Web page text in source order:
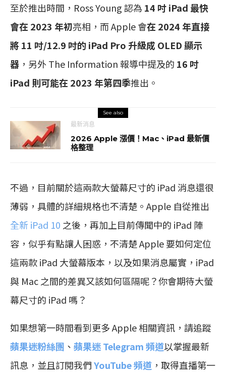
至於推出時間，Ross Young 認為 14 吋 iPad 最快
會在 2023 年初亮相，而 Apple 會在 2024 年直接
將 11 吋/12.9 吋的 iPad Pro 升級成 OLED 顯示
器 ，另外 The Information 報導中提及的 16 吋
iPad 則可能在 2023 年第四季推出。
See also
最新消息
2026 Apple 漲價！Mac、iPad 最新價
格整理
不過，目前關於這兩款大螢幕尺寸的 iPad 消息還很
薄弱，具體的詳細規格也不清楚。Apple 自從推出
全新 iPad 10 之後，再加上目前傳聞中的 iPad 陣
容，似乎有點讓人困惑，不清楚 Apple 要如何定位
這兩款 iPad 大螢幕版本，以及如果消息屬實，iPad
與 Mac 之間的差異又該如何區隔呢？你會期待大螢
幕尺寸的 iPad 嗎？
如果想第一時間看到更多 Apple 相關資訊，請追蹤
蘋果迷粉絲團 、 蘋果迷 Telegram 頻道以掌握最新
訊息，並且訂閱我們YouTube 頻道 ，取得直播第一